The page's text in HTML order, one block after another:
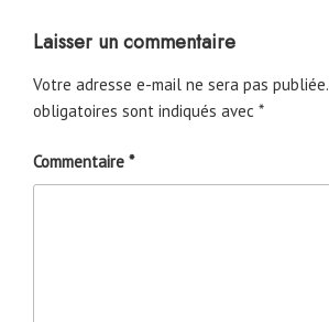
Laisser un commentaire
Votre adresse e-mail ne sera pas publiée.
obligatoires sont indiqués avec *
Commentaire *